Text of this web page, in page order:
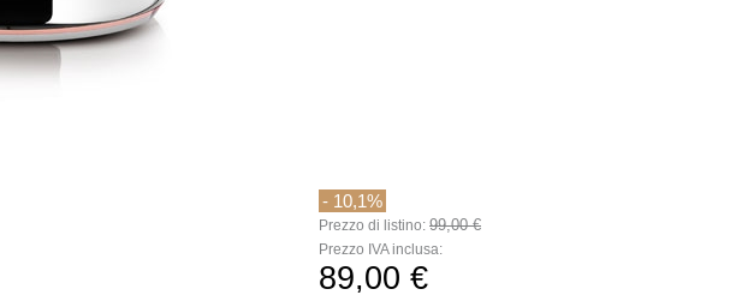
- 10,1%
Prezzo di listino: 99,00 €
Prezzo IVA inclusa:
89,00 €